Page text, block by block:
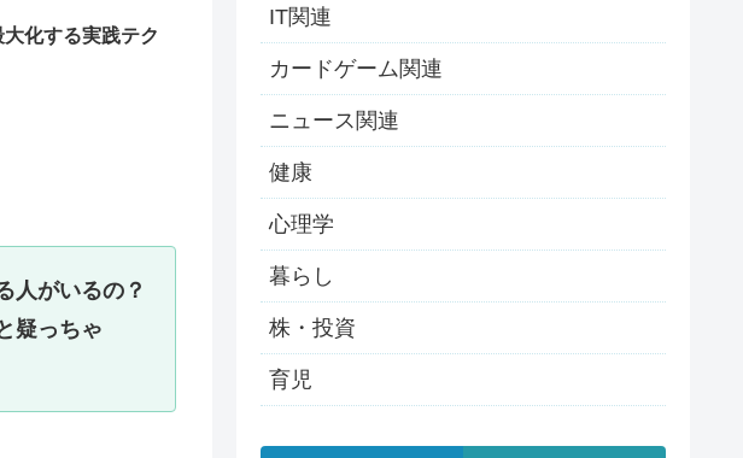
化する実践テク
人がいるの？
疑っちゃ
IT関連
カードゲーム関連
ニュース関連
健康
心理学
暮らし
株・投資
育児